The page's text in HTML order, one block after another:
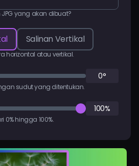
yang akan dibuat?
Salinan Vertikal
horizontal atau vertikal.
0°
sudut yang ditentukan.
100%
0% hingga 100%.